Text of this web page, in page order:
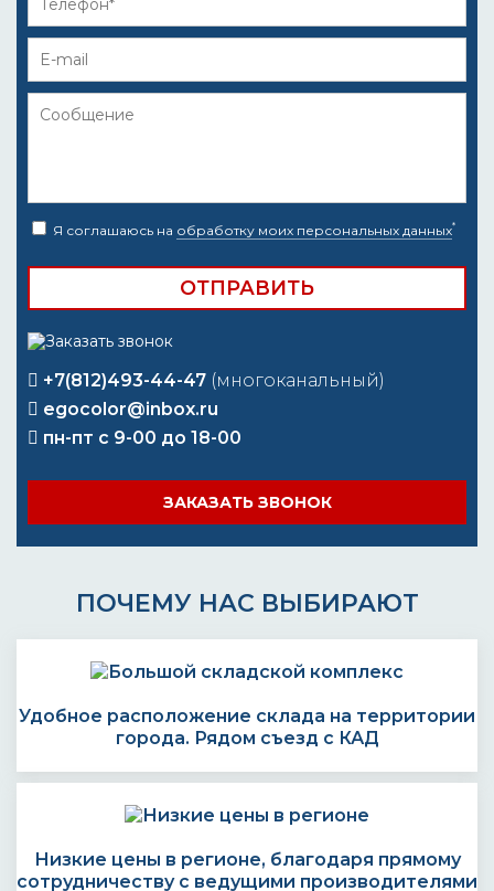
Я соглашаюсь на обработку моих персональных данных*
+7(812)493-44-47 (многоканальный)
egocolor@inbox.ru
пн-пт с 9-00 до 18-00
ЗАКАЗАТЬ ЗВОНОК
ПОЧЕМУ НАС ВЫБИРАЮТ
Удобное расположение склада на территории
города. Рядом съезд с КАД
Низкие цены в регионе, благодаря прямому
сотрудничеству с ведущими производителями